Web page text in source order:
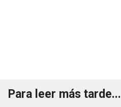
Para leer más tarde...